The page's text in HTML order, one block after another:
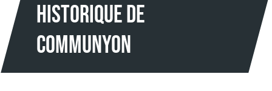
historique de
communyon